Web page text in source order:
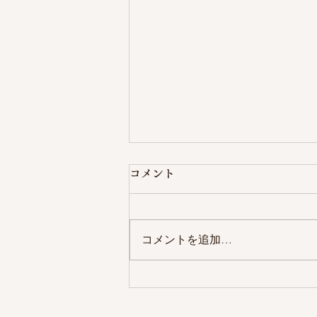
詐欺（サギ）から守る、お守
コメント
コメントを追加…